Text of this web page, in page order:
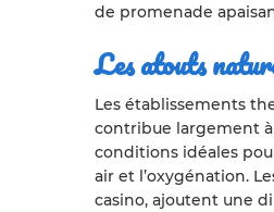
de promenade
Les atouts
Les établissements
contribue largement
conditions idéales
air et l’oxygénation.
casino, ajoutent une